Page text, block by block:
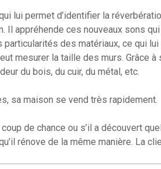
lui permet d’identifier la
Il appréhende ces nouveaux sons
des matériaux, ce qui
mesurer la taille des murs. Grâce
du bois, du cuir, du métal, etc.
sa maison se vend très rapidement.
de chance ou s’il a découvert
rénove de la même manière. La